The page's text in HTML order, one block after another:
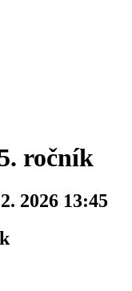
ročník
2026 13:45